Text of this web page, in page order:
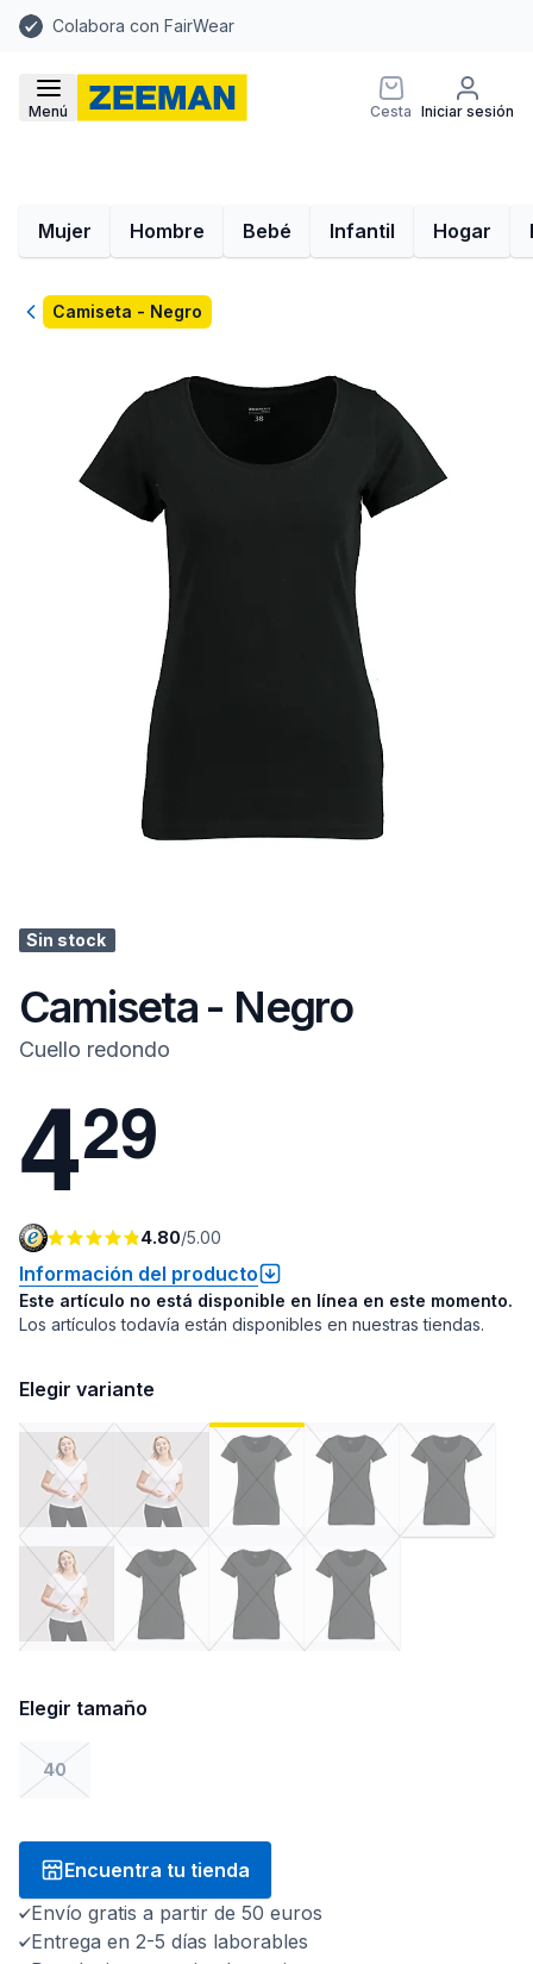
Colabora con FairWear
Menú Cesta Iniciar sesión
Mujer Hombre Bebé Infantil Hogar
VolverCamiseta - Negro
Sin stock
Camiseta - Negro
Cuello redondo
429
4.80/5.00
Información del producto
Este artículo no está disponible en línea en este momento.
Los artículos todavía están disponibles en nuestras tiendas.
Elegir variante
Elegir tamaño
40
Encuentra tu tienda
Envío gratis a partir de 50 euros
Entrega en 2-5 días laborables